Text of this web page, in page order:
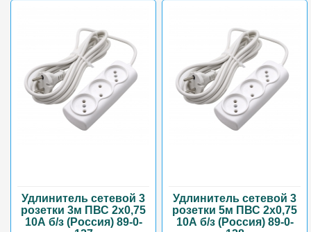
Удлинитель сетевой 3
розетки 3м ПВС 2х0,75
10А б/з (Россия) 89-0-
Удлинитель сетевой 3
розетки 5м ПВС 2х0,75
10А б/з (Россия) 89-0-